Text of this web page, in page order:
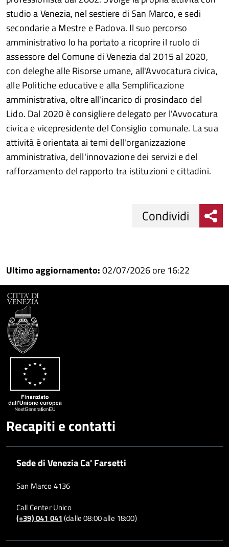
studio a Venezia, nel sestiere di San Marco, e sedi
secondarie a Mestre e Padova. Il suo percorso
amministrativo lo ha portato a ricoprire il ruolo di
assessore del Comune di Venezia dal 2015 al 2020,
con deleghe alle Risorse umane, all'Avvocatura civica,
alle Politiche educative e alla Semplificazione
amministrativa, oltre all'incarico di prosindaco del
Lido. Dal 2020 è consigliere delegato per l'Avvocatura
civica e vicepresidente del Consiglio comunale. La sua
attività è orientata ai temi dell'organizzazione
amministrativa, dell'innovazione dei servizi e del
rafforzamento del rapporto tra istituzioni e cittadini.
su
Facebook
Condividi
su
Condividi
Condividi
Ultimo aggiornamento:02/07/2026 ore 16:22
Recapiti e contatti
Sede di Venezia Ca' Farsetti
San Marco 4136
Call Center Unico
(+39) 041 041(dalle 08:00 alle 18:00)